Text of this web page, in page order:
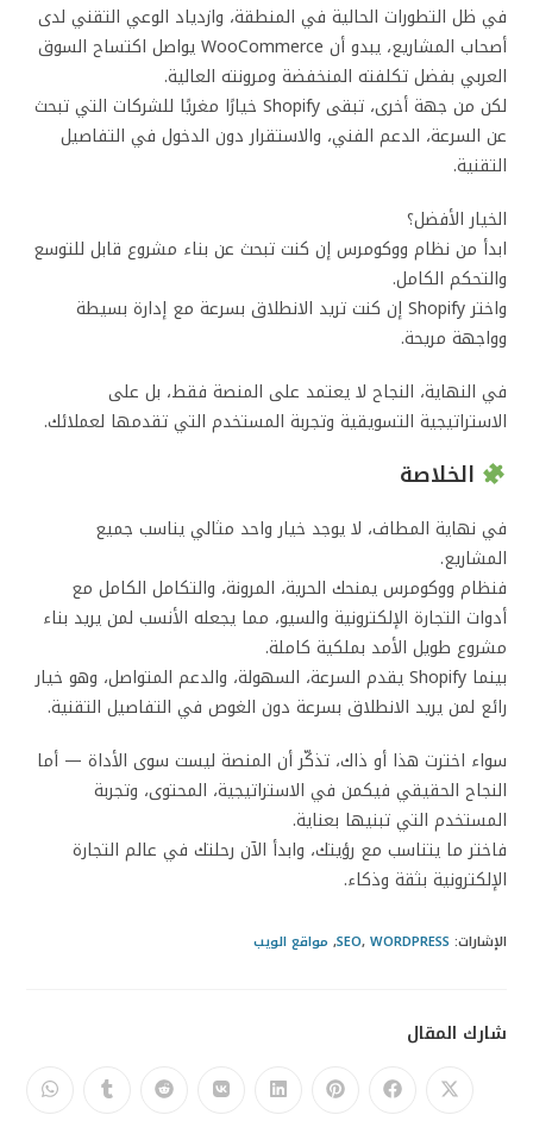
في ظل التطورات الحالية في المنطقة، وازدياد الوعي التقني لدى
أصحاب المشاريع، يبدو أن WooCommerce يواصل اكتساح السوق
العربي بفضل تكلفته المنخفضة ومرونته العالية.
لكن من جهة أخرى، تبقى Shopify خيارًا مغريًا للشركات التي تبحث
عن السرعة، الدعم الفني، والاستقرار دون الدخول في التفاصيل
التقنية.
الخيار الأفضل؟
ابدأ من نظام ووكومرس إن كنت تبحث عن بناء مشروع قابل للتوسع
والتحكم الكامل.
واختر Shopify إن كنت تريد الانطلاق بسرعة مع إدارة بسيطة
وواجهة مريحة.
في النهاية، النجاح لا يعتمد على المنصة فقط، بل على
الاستراتيجية التسويقية وتجربة المستخدم التي تقدمها لعملائك.
الخلاصة
في نهاية المطاف، لا يوجد خيار واحد مثالي يناسب جميع
المشاريع.
فنظام ووكومرس يمنحك الحرية، المرونة، والتكامل الكامل مع
أدوات التجارة الإلكترونية والسيو، مما يجعله الأنسب لمن يريد بناء
مشروع طويل الأمد بملكية كاملة.
بينما Shopify يقدم السرعة، السهولة، والدعم المتواصل، وهو خيار
رائع لمن يريد الانطلاق بسرعة دون الغوص في التفاصيل التقنية.
سواء اخترت هذا أو ذاك، تذكّر أن المنصة ليست سوى الأداة — أما
النجاح الحقيقي فيكمن في الاستراتيجية، المحتوى، وتجربة
المستخدم التي تبنيها بعناية.
فاختر ما يتناسب مع رؤيتك، وابدأ الآن رحلتك في عالم التجارة
الإلكترونية بثقة وذكاء.
الإشارات:
SEO, WORDPRESS
, مواقع الويب
شارك المقال